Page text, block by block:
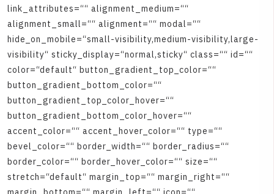
link attributes=““ alignment medium=““
alignment small=““ alignment=““ modal=““
hide on mobile=“small-visibility,medium-visibility,large-
visibility“ sticky display=“normal,sticky“ class=““ id=““
color=“default“ button gradient top color=““
button gradient bottom color=““
button gradient top color hover=““
button gradient bottom color hover=““
accent color=““ accent hover color=““ type=““
bevel color=““ border width=““ border radius=““
border color=““ border hover color=““ size=““
stretch=“default“ margin top=““ margin right=““